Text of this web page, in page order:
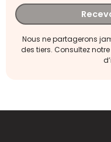
Nous ne partagerons
des tiers. Consultez notre